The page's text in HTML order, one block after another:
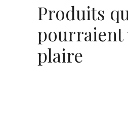
Produits
pourraient
plaire